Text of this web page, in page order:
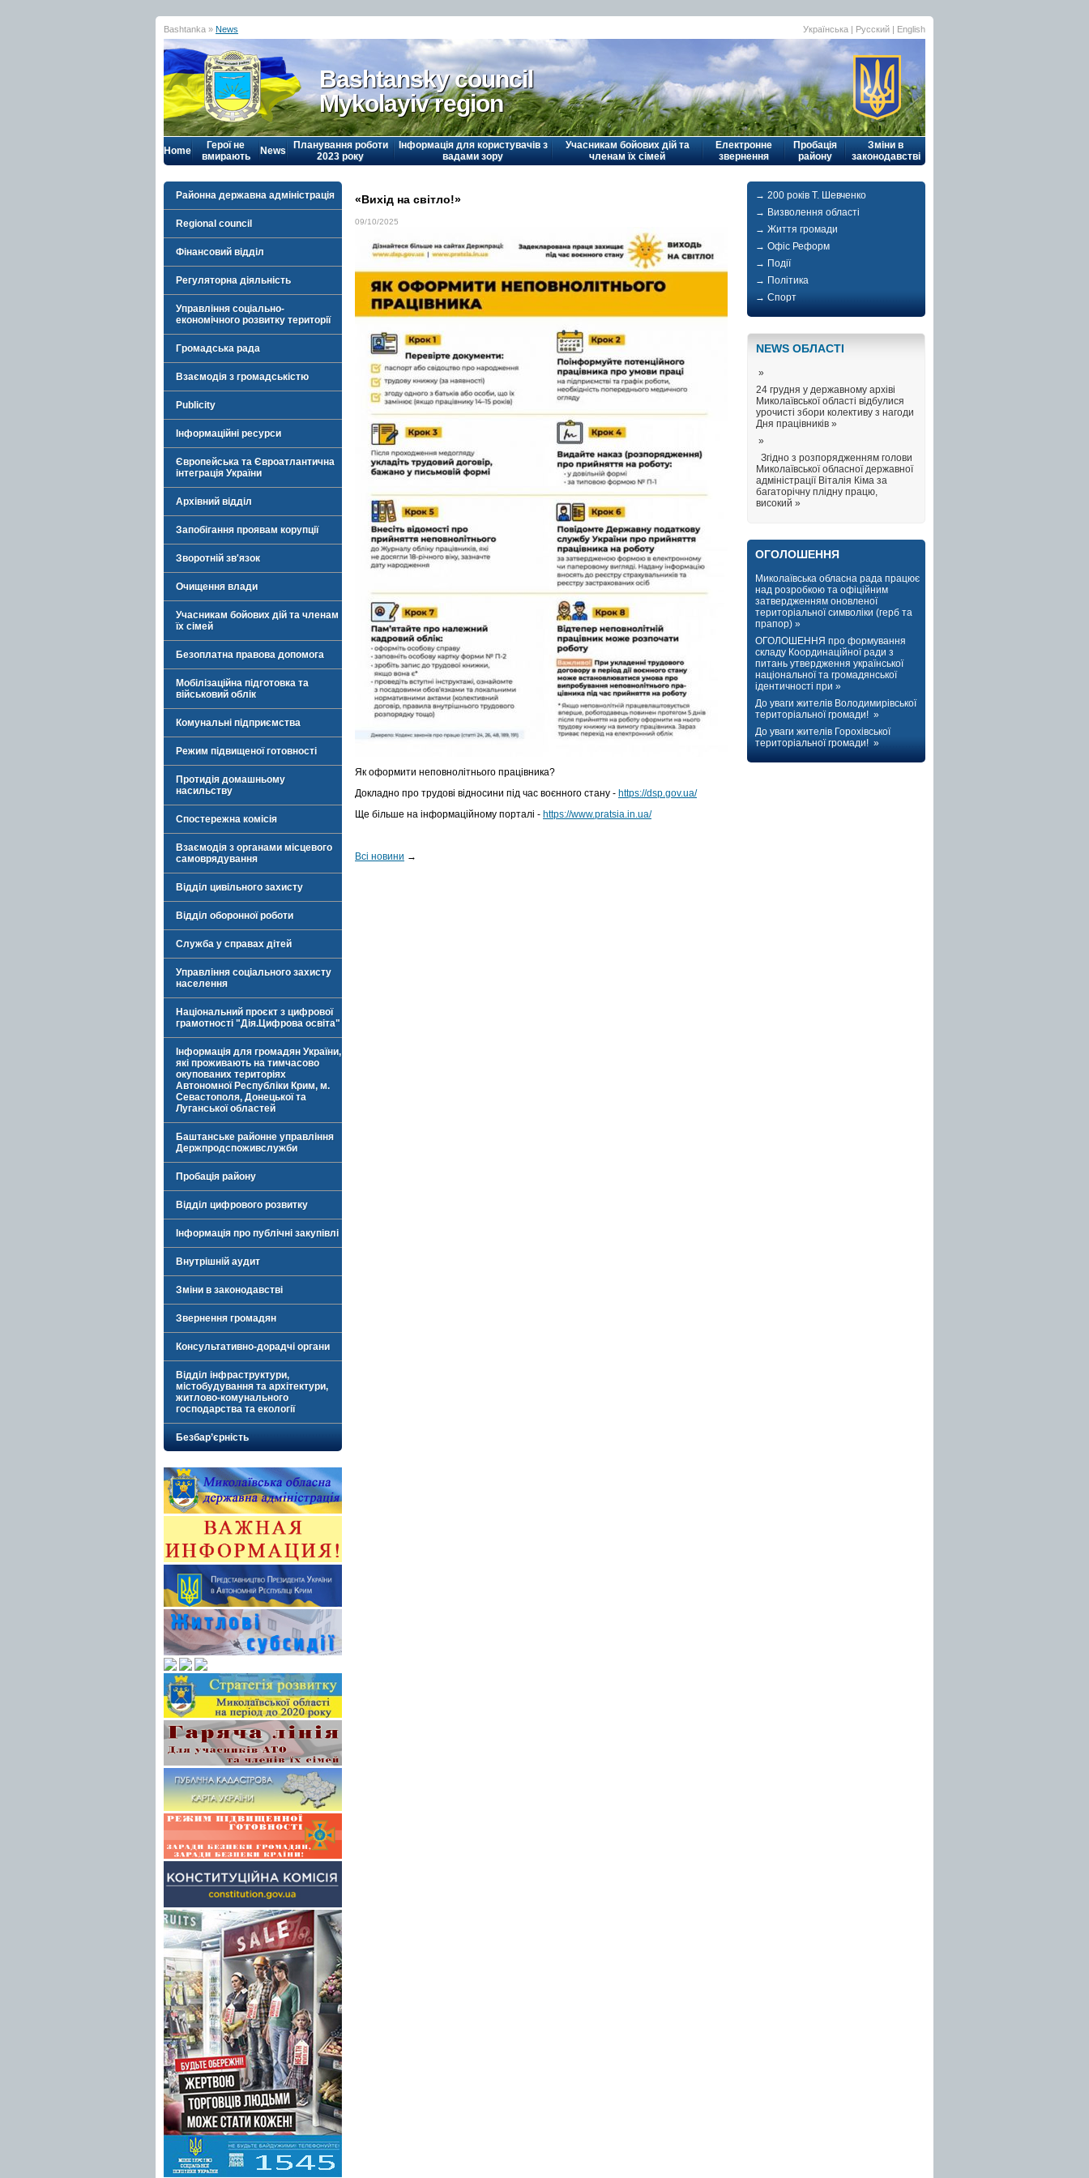
Bashtanka » News Українська | Русский | English
Bashtansky council
Mykolayiv region
Home
Герої не
вмирають
News
Планування роботи
2023 року
Інформація для користувачів з
вадами зору
Учасникам бойових дій та
членам їх сімей
Електронне
звернення
Пробація
району
Зміни в
законодавстві
Районна державна адміністрація
Regional council
Фінансовий відділ
Регуляторна діяльність
Управління соціально-
економічного розвитку території
Громадська рада
Взаємодія з громадськістю
Publicity
Інформаційні ресурси
Європейська та Євроатлантична
інтеграція України
Архівний відділ
Запобігання проявам корупції
Зворотній зв'язок
Очищення влади
Учасникам бойових дій та членам
їх сімей
Безоплатна правова допомога
Мобілізаційна підготовка та
військовий облік
Комунальні підприємства
Режим підвищеної готовності
Протидія домашньому
насильству
Спостережна комісія
Взаємодія з органами місцевого
самоврядування
Відділ цивільного захисту
Відділ оборонної роботи
Служба у справах дітей
Управління соціального захисту
населення
Національний проєкт з цифрової
грамотності "Дія.Цифрова освіта"
Інформація для громадян України,
які проживають на тимчасово
окупованих територіях
Автономної Республіки Крим, м.
Севастополя, Донецької та
Луганської областей
Баштанське районне управління
Держпродспоживслужби
Пробація району
Відділ цифрового розвитку
Інформація про публічні закупівлі
Внутрішній аудит
Зміни в законодавстві
Звернення громадян
Консультативно-дорадчі органи
Відділ інфраструктури,
містобудування та архітектури,
житлово-комунального
господарства та екології
Безбар’єрність
«Вихід на світло!»
09/10/2025
Як оформити неповнолітнього працівника?
Докладно про трудові відносини під час воєнного стану - https://dsp.gov.ua/
Ще більше на інформаційному порталі - https://www.pratsia.in.ua/
Всі новини →
→ 200 років Т. Шевченко
→ Визволення області
→ Життя громади
→ Офіс Реформ
→ Події
→ Політика
→ Спорт
NEWS ОБЛАСТI
»
24 грудня у державному архіві
Миколаївської області відбулися
урочисті збори колективу з нагоди
Дня працівників »
»
Згідно з розпорядженням голови
Миколаївської обласної державної
адміністрації Віталія Кіма за
багаторічну плідну працю,
високий »
ОГОЛОШЕННЯ
Миколаївська обласна рада працює
над розробкою та офіційним
затвердженням оновленої
територіальної символіки (герб та
прапор) »
ОГОЛОШЕННЯ про формування
складу Координаційної ради з
питань утвердження української
національної та громадянської
ідентичності при »
До уваги жителів Володимирівської
територіальної громади! »
До уваги жителів Горохівської
територіальної громади! »